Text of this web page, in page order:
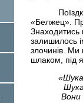
«Белжец».
Знаходитись
залишилось
злочинів. Ми
шлаком, під
Шукаєш
Вони всі